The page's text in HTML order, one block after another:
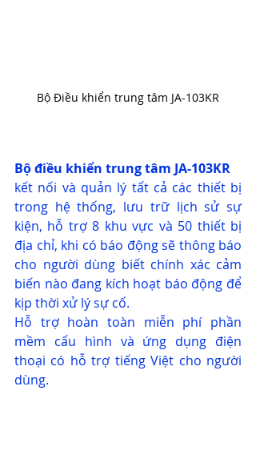
Bộ Điều khiển trung tâm JA-103KR
Bộ điều khiển trung tâm JA-103KR
kết nối và quản lý tất cả các thiết bị
trong hệ thống, lưu trữ lịch sử sự
kiện, hỗ trợ 8 khu vực và 50 thiết bị
địa chỉ, khi có báo động sẽ thông báo
cho người dùng biết chính xác cảm
biến nào đang kích hoạt báo động để
kịp thời xử lý sự cố.
Hỗ trợ hoàn toàn miễn phí phần
mềm cấu hình và ứng dụng điện
thoại có hỗ trợ tiếng Việt cho người
dùng.